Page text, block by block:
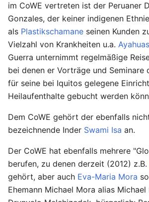
im CoWE vertreten ist der Peruaner
Gonzales, der keiner indigenen
als Plastikschamane seinen Kunden
Vielzahl von Krankheiten u.a.
Guerra unternimmt regelmäßige
bei denen er Vorträge und Seminare
für seine bei Iquitos gelegene
Heilaufenthalte gebucht werden
Dem CoWE gehört der ebenfalls
bezeichnende Inder Swami Isa an.
Der CoWE hat ebenfalls mehrere
berufen, zu denen derzeit (2012) z.B.
gehört, aber auch Eva-Maria Mora
Ehemann Michael Mora alias